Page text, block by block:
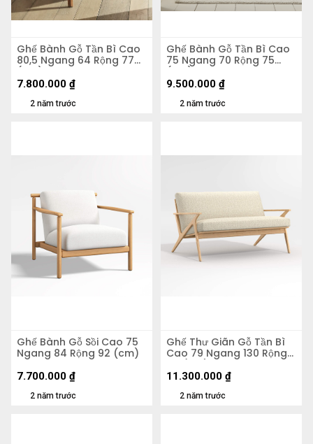
Ghế Bành Gỗ Tần Bì Cao
80,5 Ngang 64 Rộng 77
(cm)
2 năm trước
7.800.000 ₫
Ghế Bành Gỗ Tần Bì Cao
75 Ngang 70 Rộng 75
(cm)
2 năm trước
9.500.000 ₫
Ghế Bành Gỗ Sồi Cao 75
Ngang 84 Rộng 92 (cm)
2 năm trước
7.700.000 ₫
Ghế Thư Giãn Gỗ Tần Bì
Cao 79 Ngang 130 Rộng
84 (cm)
2 năm trước
11.300.000 ₫